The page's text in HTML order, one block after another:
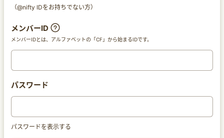
（@nifty IDをお持ちでない方）
メンバーID
メンバーIDとは、アルファベットの「CF」から始まるIDです。
パスワード
パスワードを表示する